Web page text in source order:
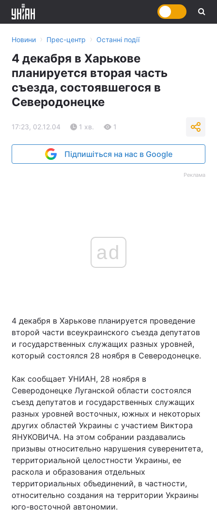
Головна Війна
Україна Політика
Новини › Прес-центр › Останні події
4 декабря в Харькове
планируется вторая часть
съезда, состоявшегося в
Северодонецке
17:23, 02.12.04 1 хв. 1
Підпишіться на нас в Google
Реклама
ad
4 декабря в Харькове планируется проведение
второй части всеукраинского съезда депутатов
и государственных служащих разных уровней,
который состоялся 28 ноября в Северодонецке.
Как сообщает УНИАН, 28 ноября в
Северодонецке Луганской области состоялся
съезд депутатов и государственных служащих
разных уровней восточных, южных и некоторых
других областей Украины с участием Виктора
ЯНУКОВИЧА. На этом собрании раздавались
призывы относительно нарушения суверенитета,
территориальной целостности Украины, ее
раскола и образования отдельных
территориальных объединений, в частности,
относительно создания на территории Украины
юго-восточной автономии.